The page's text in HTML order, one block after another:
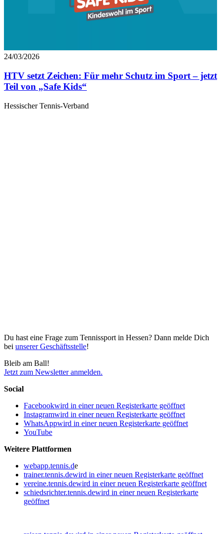
24/03/2026
HTV setzt Zeichen: Für mehr Schutz im Sport – jetzt
Teil von „Safe Kids“
Hessischer Tennis-Verband
Du hast eine Frage zum Tennissport in Hessen? Dann melde Dich
bei unserer Geschäftsstelle!
Bleib am Ball!
Jetzt zum Newsletter anmelden.
Social
Facebookwird in einer neuen Registerkarte geöffnet
Instagramwird in einer neuen Registerkarte geöffnet
WhatsAppwird in einer neuen Registerkarte geöffnet
YouTube
Weitere Plattformen
webapp.tennis.de
trainer.tennis.dewird in einer neuen Registerkarte geöffnet
vereine.tennis.dewird in einer neuen Registerkarte geöffnet
schiedsrichter.tennis.dewird in einer neuen Registerkarte
geöffnet